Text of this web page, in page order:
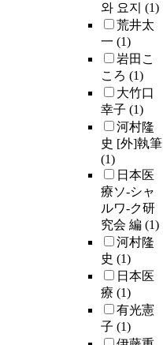
와 요지 (1)
荒井太
一 (1)
岩田こ
ころ (1)
大竹口
幸子 (1)
河村隆
史 [外]執筆
(1)
日本医
療ソ-シャ
ルワ-ク研
究会 編 (1)
河村隆
史 (1)
日本医
療 (1)
有光憲
子 (1)